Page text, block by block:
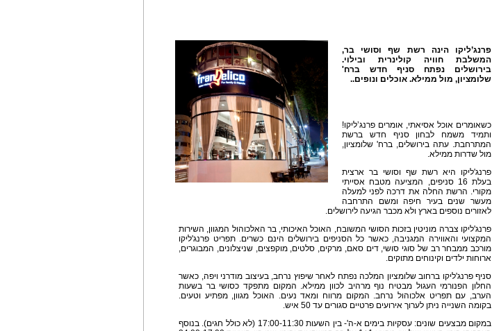
פרנג’ליקו הינה רשת שף וסושי בר,
המשלבת חוויה קולינרית ובילוי.
בירושלים נפתח סניף חדש ברח'
שלומציון, מול ממילא. אוכלים ונופים..
כשאומרים אוכל אסיאתי, אומרים פרנג’ליקו!
ותמיד משמח לבחון סניף חדש ברשת
המתרחבת. עתה בירושלים, ברח' שלומציון,
מול שדרות ממילא.
פרנג'ליקו היא רשת שף וסושי בר ארצית
בעלת 16 סניפים, המציעה מטבח אסייתי
מקורי. הרשת החלה את דרכה לפני למעלה
מעשר שנים בעיר חיפה ומשם התרחבה
לאזורים נוספים בארץ ולא מכבר הגיעה לירושלים.
פרנג'ליקו צברה מוניטין בזכות הסושי המשובח, האוכל האיכותי, בר האלכוהול המגוון, השירות
המקצועי והאווירה המגניבה, כאשר כל הסניפים בירושלים הינם כשרים. תפריט פרנג'ליקו
מורכב ממבחר רב של סוגי סושי, דים סאם, מרקים, סלטים, מוקפצים, שניצלונים, המבוגרים,
ארוחות ילדים וקינוחים מתוקים.
סניף פרנג'ליקו ברחוב שלומציון המלכה נפתח לאחר שיפוץ נרחב, בעיצוב מודרני ויפה, כאשר
החלון הפנורמי העגול מבטיח נוף מרהיב לכוון ממילא. המקום מתפקד כסושי בר בשעות
הערב, עם תפריט אלכוהול נרחב. המקום מרווח ומאד נעים. האוכל מגוון, מפתיע וטעים.
בקומה השנייה ניתן לערוך אירועים פרטיים סגורים עד 50 איש.
במקום מבצעים שונים: עסקיות בימים א-ה'- בין השעות 17:00-11:30 (לא כולל חגים). בנוסף